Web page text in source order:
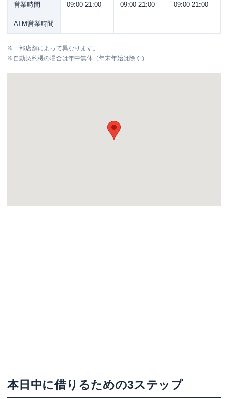
営業時間 09:00-21:00 09:00-21:00 09:00-21:00
ATM営業時間 - - -
※一部店舗によって異なります。
※自動契約機の場合は年中無休（年末年始は除く）
本日中に借りるための3ステップ